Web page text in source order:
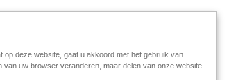
Online Agreement
op deze website, gaat u akkoord met het gebruik van
uw browser veranderen, maar delen van onze website